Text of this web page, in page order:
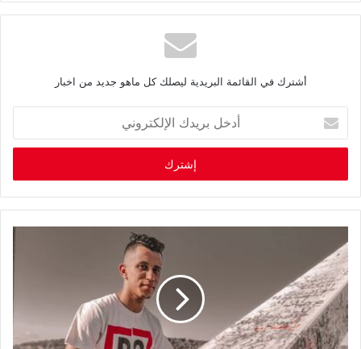
أشترك في القائمة البريدية ليصلك كل ماهو جديد من اخبار
خ
ب
ر
ك
ا
ل
إ
ل
ك